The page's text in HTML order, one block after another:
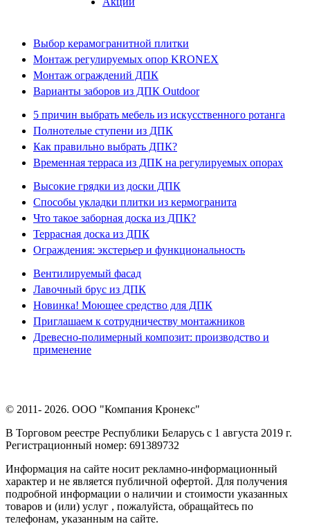
Выбор керамогранитной плитки
Монтаж регулируемых опор KRONEX
Монтаж ограждений ДПК
Варианты заборов из ДПК Outdoor
5 причин выбрать мебель из искусственного ротанга
Полнотелые ступени из ДПК
Как правильно выбрать ДПК?
Временная терраса из ДПК на регулируемых опорах
Высокие грядки из доски ДПК
Способы укладки плитки из кермогранита
Что такое заборная доска из ДПК?
Террасная доска из ДПК
Ограждения: экстерьер и функциональность
Вентилируемый фасад
Лавочный брус из ДПК
Новинка! Моющее средство для ДПК
Приглашаем к сотрудничеству монтажников
Древесно-полимерный композит: производство и
применение
© 2011- 2026. ООО "Компания Кронекс"
В Торговом реестре Республики Беларусь с 1 августа 2019 г.
Регистрационный номер: 691389732
Информация на сайте носит рекламно-информационный
характер и не является публичной офертой. Для получения
подробной информации о наличии и стоимости указанных
товаров и (или) услуг , пожалуйста, обращайтесь по
телефонам, указанным на сайте.